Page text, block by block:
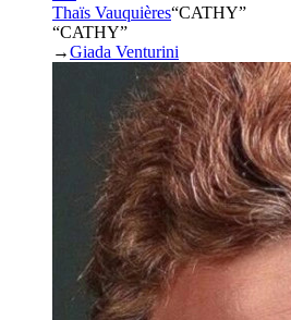
Thaïs Vauquières“CATHY”
“CATHY”
→Giada Venturini